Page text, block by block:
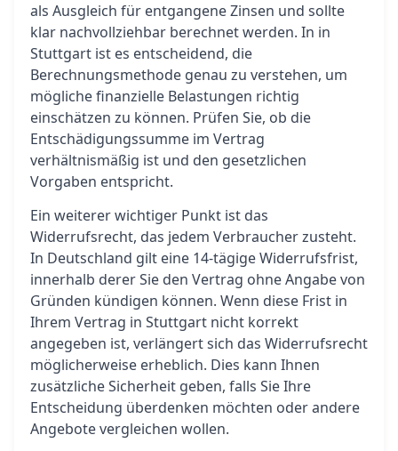
als Ausgleich für entgangene Zinsen und sollte
klar nachvollziehbar berechnet werden. In in
Stuttgart ist es entscheidend, die
Berechnungsmethode genau zu verstehen, um
mögliche finanzielle Belastungen richtig
einschätzen zu können. Prüfen Sie, ob die
Entschädigungssumme im Vertrag
verhältnismäßig ist und den gesetzlichen
Vorgaben entspricht.
Ein weiterer wichtiger Punkt ist das
Widerrufsrecht, das jedem Verbraucher zusteht.
In Deutschland gilt eine 14-tägige Widerrufsfrist,
innerhalb derer Sie den Vertrag ohne Angabe von
Gründen kündigen können. Wenn diese Frist in
Ihrem Vertrag in Stuttgart nicht korrekt
angegeben ist, verlängert sich das Widerrufsrecht
möglicherweise erheblich. Dies kann Ihnen
zusätzliche Sicherheit geben, falls Sie Ihre
Entscheidung überdenken möchten oder andere
Angebote vergleichen wollen.